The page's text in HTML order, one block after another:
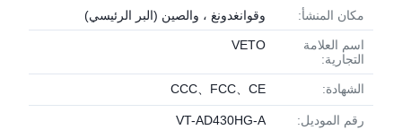
مكان المنشأ: وقوانغدونغ ، والصين (البر الرئيسي)
اسم العلامة
التجارية:
VETO
الشهادة: CCC、FCC、CE
رقم الموديل: VT-AD430HG-A